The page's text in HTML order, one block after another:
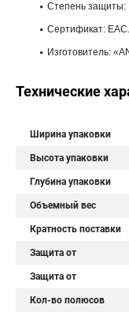
Степень защиты:
Сертификат: ЕАС.
Изготовитель:
Технические
Ширина упаковки
Высота упаковки
Глубина упаковки
Объемный вес
Кратность поставки
Защита от
Защита от
Кол-во полюсов